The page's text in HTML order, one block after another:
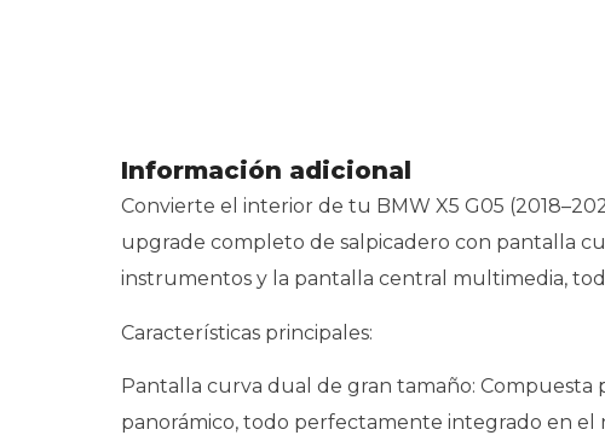
Información adicional
Convierte el interior de tu BMW X5 G05
upgrade completo de salpicadero con pantalla
instrumentos y la pantalla central multimedia,
Características principales:
Pantalla curva dual de gran tamaño:
panorámico, todo perfectamente integrado en el